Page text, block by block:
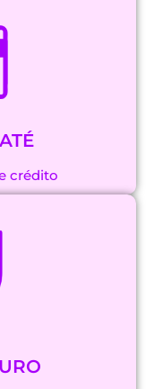
crédito